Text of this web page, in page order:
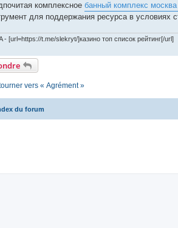
комплексное банный комплекс москва
для поддержания ресурса в условиях
- [url=https://t.me/slekryt/]казино топ список рейтинг[/url]
vers « Agrément »
du forum